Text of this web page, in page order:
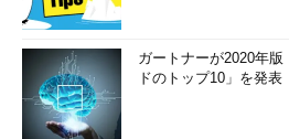
ガートナーが2020年
ドのトップ10」を発表